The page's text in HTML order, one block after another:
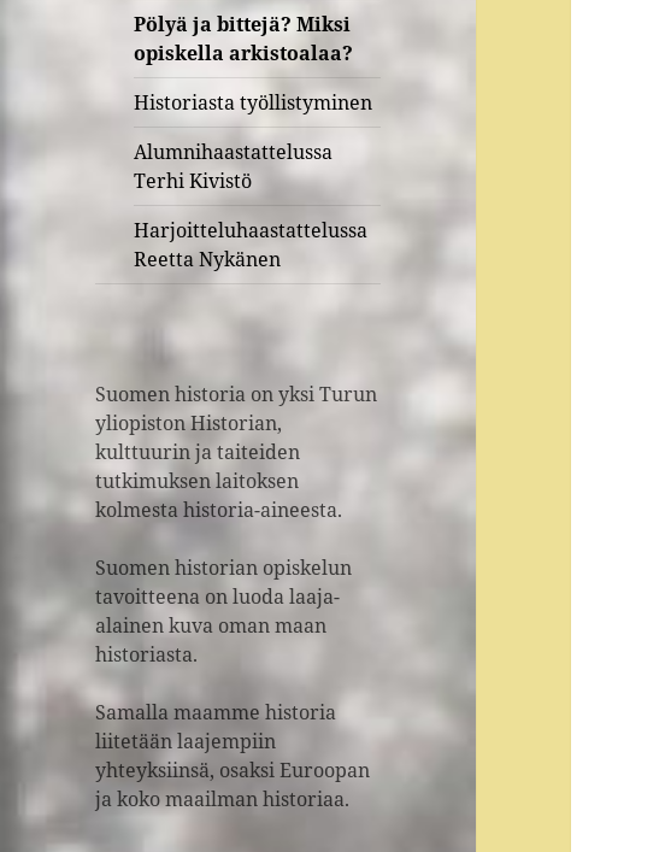
Pölyä ja bittejä? Miksi
opiskella arkistoalaa?
Historiasta työllistyminen
Alumnihaastattelussa
Terhi Kivistö
Harjoitteluhaastattelussa
Reetta Nykänen
Suomen historia on yksi Turun
yliopiston Historian,
kulttuurin ja taiteiden
tutkimuksen laitoksen
kolmesta historia-aineesta.
Suomen historian opiskelun
tavoitteena on luoda laaja-
alainen kuva oman maan
historiasta.
Samalla maamme historia
liitetään laajempiin
yhteyksiinsä, osaksi Euroopan
ja koko maailman historiaa.